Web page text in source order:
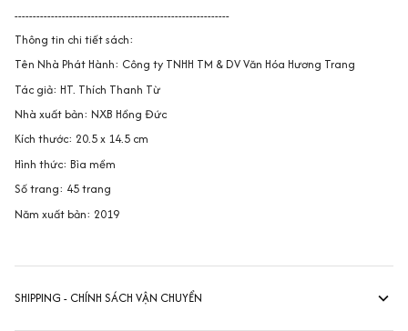
-----------------------------------------------------------
Thông tin chi tiết sách:
Tên Nhà Phát Hành: Công ty TNHH TM & DV Văn Hóa Hương Trang
Tác giả: HT. Thích Thanh Từ
Nhà xuất bản: NXB Hồng Đức
Kích thước: 20.5 x 14.5 cm
Hình thức: Bìa mềm
Số trang: 45 trang
Năm xuất bản: 2019
SHIPPING - CHÍNH SÁCH VẬN CHUYỂN